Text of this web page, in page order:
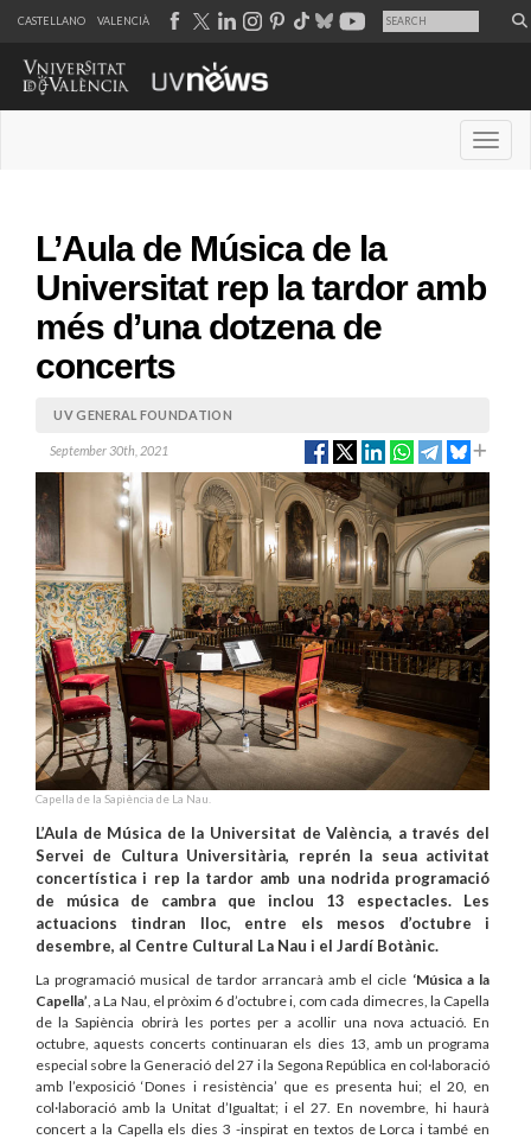
CASTELLANO VALENCIÀ
L’Aula de Música de la
Universitat rep la tardor amb
més d’una dotzena de
concerts
UV GENERAL FOUNDATION
September 30th, 2021
Capella de la Sapiència de La Nau.
L’Aula de Música de la Universitat de València, a través del
Servei de Cultura Universitària, reprén la seua activitat
concertística i rep la tardor amb una nodrida programació
de música de cambra que inclou 13 espectacles. Les
actuacions tindran lloc, entre els mesos d’octubre i
desembre, al Centre Cultural La Nau i el Jardí Botànic.
La programació musical de tardor arrancarà amb el cicle ‘Música a la
Capella’, a La Nau, el pròxim 6 d’octubre i, com cada dimecres, la Capella
de la Sapiència obrirà les portes per a acollir una nova actuació. En
octubre, aquests concerts continuaran els dies 13, amb un programa
especial sobre la Generació del 27 i la Segona República en col·laboració
amb l’exposició ‘Dones i resistència’ que es presenta hui; el 20, en
col·laboració amb la Unitat d’Igualtat; i el 27. En novembre, hi haurà
concert a la Capella els dies 3 -inspirat en textos de Lorca i també en